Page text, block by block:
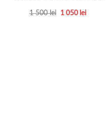
1 500lei
Prețul
1 050 lei